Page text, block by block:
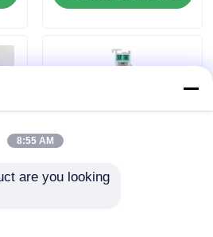
8:55 AM
are you looking